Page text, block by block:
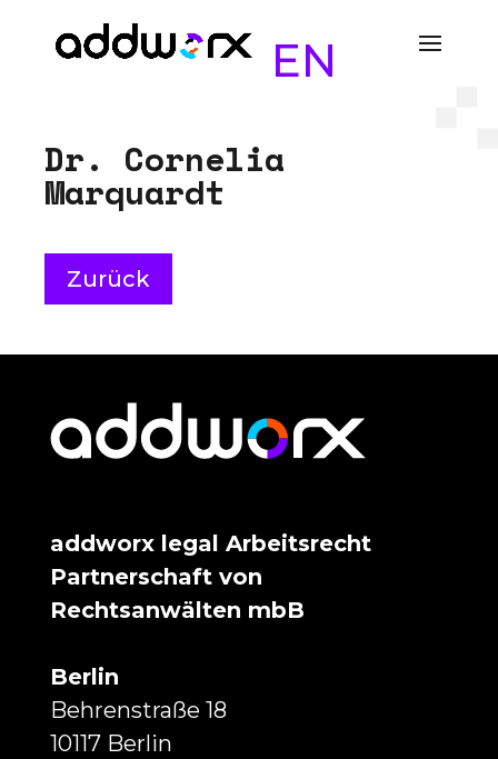
EN
Dr. Cornelia
Marquardt
Zurück
addworx legal Arbeitsrecht
Partnerschaft von
Rechtsanwälten mbB
Berlin
Behrenstraße 18
10117 Berlin